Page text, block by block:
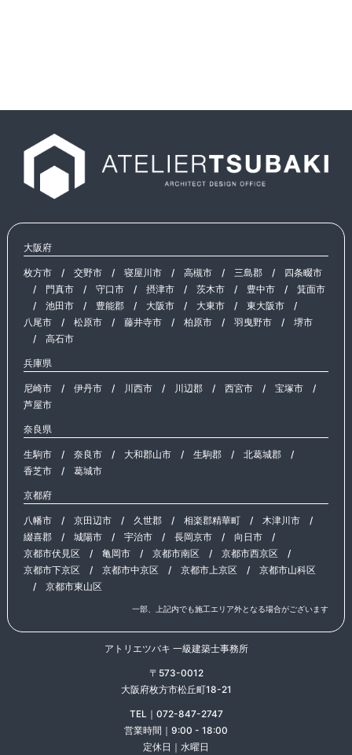
大阪府
枚方市/ 交野市/ 寝屋川市/ 高槻市/ 三島郡/ 四条畷市
/ 門真市/ 守口市/ 摂津市/ 茨木市/ 豊中市/ 箕面市
/ 池田市/ 豊能郡/ 大阪市/ 大東市/ 東大阪市/
八尾市/ 松原市/ 藤井寺市/ 柏原市/ 羽曳野市/ 堺市
/ 高石市
兵庫県
尼崎市/ 伊丹市/ 川西市/ 川辺郡/ 西宮市/ 宝塚市/
芦屋市
奈良県
生駒市/ 奈良市/ 大和郡山市/ 生駒郡/ 北葛城郡/
香芝市/ 葛城市
京都府
八幡市/ 京田辺市/ 久世郡/ 相楽郡精華町/ 木津川市/
綴喜郡/ 城陽市/ 宇治市/ 長岡京市/ 向日市/
京都市伏見区/ 亀岡市/ 京都市南区/ 京都市西京区/
京都市下京区/ 京都市中京区/ 京都市上京区/ 京都市山科区
/ 京都市東山区
一部、上記内でも施工エリア外となる場合がございます
アトリエツバキ 一級建築士事務所
〒573-0012
大阪府枚方市松丘町18-21
TEL｜072-847-2747
営業時間｜9:00 - 18:00
定休日｜水曜日